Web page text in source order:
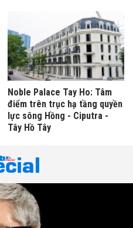
Noble Palace Tay Ho: Tâm
điểm trên trục hạ tầng quyền
lực sông Hồng - Ciputra -
Tây Hồ Tây